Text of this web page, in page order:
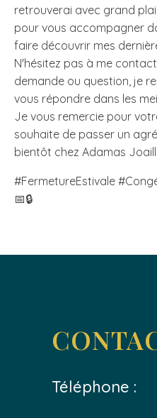
retrouverai avec grand
pour vous accompagner
faire découvrir mes
N'hésitez pas à me
demande ou question, je
vous répondre dans les
Je vous remercie pour
souhaite de passer un
bientôt chez Adamas
#FermetureEstivale
📅🔒
Téléphone :